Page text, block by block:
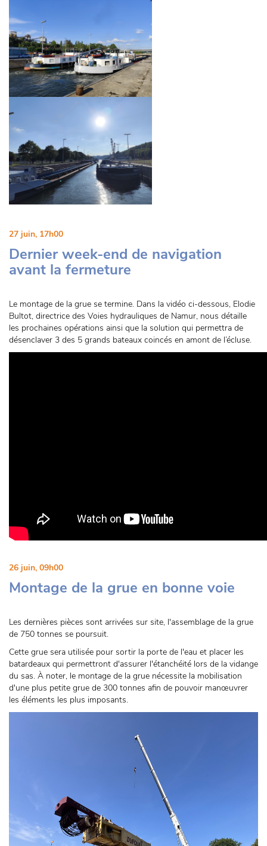
27 juin, 17h00
Dernier week-end de navigation
avant la fermeture
Le montage de la grue se termine. Dans la vidéo ci-dessous, Elodie
Bultot, directrice des Voies hydrauliques de Namur, nous détaille
les prochaines opérations ainsi que la solution qui permettra de
désenclaver 3 des 5 grands bateaux coincés en amont de l’écluse.
26 juin, 09h00
Montage de la grue en bonne voie
Les dernières pièces sont arrivées sur site, l'assemblage de la grue
de 750 tonnes se poursuit.
Cette grue sera utilisée pour sortir la porte de l'eau et placer les
batardeaux qui permettront d'assurer l'étanchéité lors de la vidange
du sas. À noter, le montage de la grue nécessite la mobilisation
d'une plus petite grue de 300 tonnes afin de pouvoir manœuvrer
les éléments les plus imposants.